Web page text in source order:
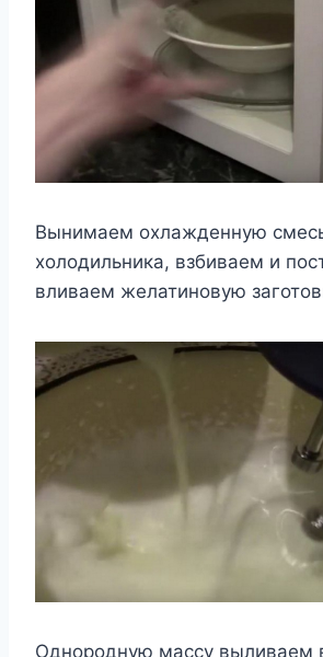
Вынимаем охлажденную
холодильника, взбиваем и
вливаем желатиновую
Однородную массу выливаем